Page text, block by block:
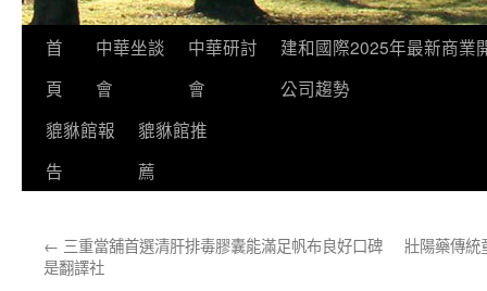
首
頁
中華坐談
會
中華研討
會
建和國際2025年最新商業
公司趨勢
貔貅館報
告
貔貅館推
薦
← 三重當舖首選清肝排毒膠囊能滿足帆布良好口碑
是翻譯社
壯陽藥傳統